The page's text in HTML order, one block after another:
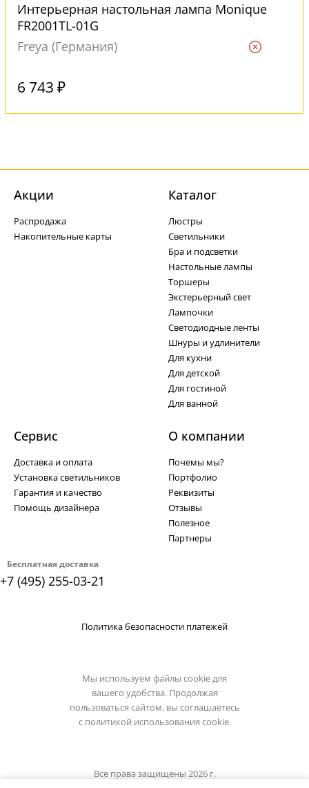
Интерьерная настольная лампа Monique
FR2001TL-01G
Freya (Германия)
6 743 ₽
Бесплатная доставка
+7 (495) 255-03-21
Акции
Распродажа
Накопительные карты
Каталог
Люстры
Светильники
Бра и подсветки
Настольные лампы
Торшеры
Экстерьерный свет
Лампочки
Светодиодные ленты
Шнуры и удлинители
Для кухни
Для детской
Для гостиной
Для ванной
Сервис
Доставка и оплата
Установка светильников
Гарантия и качество
Помощь дизайнера
О компании
Почемы мы?
Портфолио
Реквизиты
Отзывы
Полезное
Партнеры
Политика безопасности платежей
Мы используем файлы cookie для
вашего удобства. Продолжая
пользоваться сайтом, вы соглашаетесь
с политикой использования cookie.
Все права защищены 2026 г.